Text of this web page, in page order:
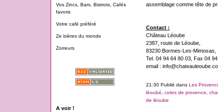
Vos Zincs, Bars, Bistrots, Cafés
favoris
Votre café préféré
Ze bières du monde
Zorreurs
A voir !
assemblage comme tête de
Contact :
Château Léoube
2387, route de Léoube,
83230 Bormes-Les-Mimosas,
Tel. 04 94 64 80 03, Fax 04
email :
21:30 Publié dans Les
léoubé
cotes de provence
de léoube